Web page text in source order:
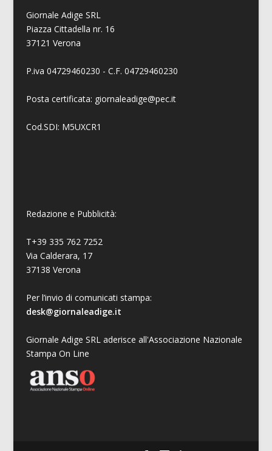
Giornale Adige SRL
Piazza Cittadella nr. 16
37121 Verona
P.iva 04729460230 - C.F. 04729460230
Posta certificata: giornaleadige@pec.it
Cod.SDI: M5UXCR1
Redazione e Pubblicità:
T+39 335 762 7252
Via Calderara, 17
37138 Verona
Per l’invio di comunicati stampa:
desk@giornaleadige.it
Giornale Adige SRL aderisce all'Associazione Nazionale
Stampa On Line